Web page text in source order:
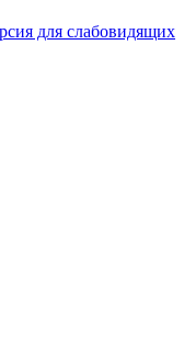
для слабовидящих